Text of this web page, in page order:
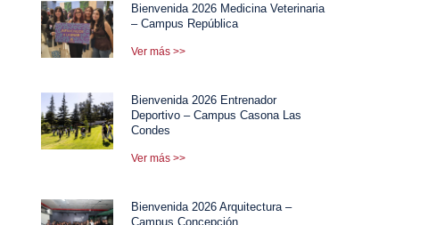
Bienvenida 2026 Medicina Veterinaria
– Campus República
Ver más >>
Bienvenida 2026 Entrenador
Deportivo – Campus Casona Las
Condes
Ver más >>
Bienvenida 2026 Arquitectura –
Campus Concepción